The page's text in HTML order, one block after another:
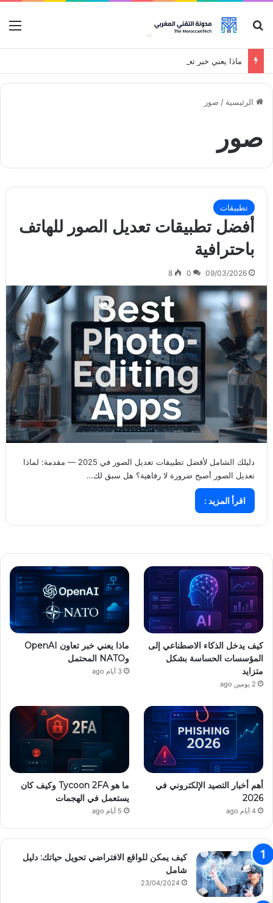
بحث عن
ماذا يعني خبر تعاون OpenAI وNATO المحتمل
الرئيسية / صور
صور
تطبيقات
أفضل تطبيقات تعديل الصور للهاتف
باحترافية
09/03/2026
0
8
دليلك الشامل لأفضل تطبيقات تعديل الصور في 2025 — مقدمة: لماذا
تعديل الصور أصبح ضرورة لا رفاهية؟ هل سبق لك…
اقرأ المزيد :
كيف يدخل الذكاء الاصطناعي إلى
المؤسسات الحساسة بشكل
متزايد
2 يومين ago
ماذا يعني خبر تعاون OpenAI
وNATO المحتمل
3 أيام ago
أهم أخبار التصيد الإلكتروني في
2026
4 أيام ago
ما هو Tycoon 2FA وكيف كان
يستعمل في الهجمات
5 أيام ago
كيف يمكن للواقع الافتراضي تحويل حياتك: دليل
شامل
23/04/2024